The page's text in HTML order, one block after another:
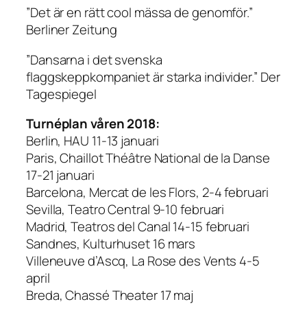
”Det är en rätt cool mässa de genomför.”
Berliner Zeitung
”Dansarna i det svenska
flaggskeppkompaniet är starka individer.” Der
Tagespiegel
Turnéplan våren 2018:
Berlin, HAU 11-13 januari
Paris, Chaillot Théâtre National de la Danse
17-21 januari
Barcelona, Mercat de les Flors, 2-4 februari
Sevilla, Teatro Central 9-10 februari
Madrid, Teatros del Canal 14-15 februari
Sandnes, Kulturhuset 16 mars
Villeneuve d’Ascq, La Rose des Vents 4-5
april
Breda, Chassé Theater 17 maj